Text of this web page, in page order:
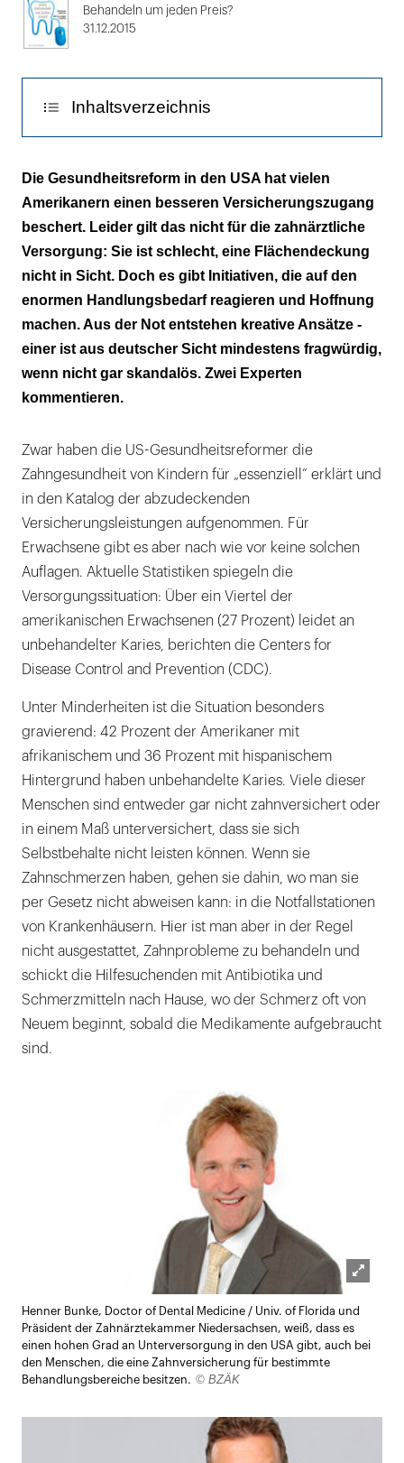
2
Behandeln um jeden Preis?
31.12.2015
Inhaltsverzeichnis
Die Notaufnahme als Standardversorgung
Einzelinitiativen statt landesweiter Reformen
Zahnhygieniker dürfen Karies mit
provisorischen Füllungen behandeln
Die Gesundheitsreform in den USA hat vielen
Amerikanern einen besseren Versicherungszugang
beschert. Leider gilt das nicht für die zahnärztliche
Versorgung: Sie ist schlecht, eine Flächendeckung
nicht in Sicht. Doch es gibt Initiativen, die auf den
enormen Handlungsbedarf reagieren und Hoffnung
machen. Aus der Not entstehen kreative Ansätze -
einer ist aus deutscher Sicht mindestens fragwürdig,
wenn nicht gar skandalös. Zwei Experten
kommentieren.
Zwar haben die US-Gesundheitsreformer die
Zahngesundheit von Kindern für „essenziell” erklärt und
in den Katalog der abzudeckenden
Versicherungsleistungen aufgenommen. Für
Erwachsene gibt es aber nach wie vor keine solchen
Auflagen. Aktuelle Statistiken spiegeln die
Versorgungssituation: Über ein Viertel der
amerikanischen Erwachsenen (27 Prozent) leidet an
unbehandelter Karies, berichten die Centers for
Disease Control and Prevention (CDC).
Unter Minderheiten ist die Situation besonders
gravierend: 42 Prozent der Amerikaner mit
afrikanischem und 36 Prozent mit hispanischem
Hintergrund haben unbehandelte Karies. Viele dieser
Menschen sind entweder gar nicht zahnversichert oder
in einem Maß unterversichert, dass sie sich
Selbstbehalte nicht leisten können. Wenn sie
Zahnschmerzen haben, gehen sie dahin, wo man sie
per Gesetz nicht abweisen kann: in die Notfallstationen
von Krankenhäusern. Hier ist man aber in der Regel
nicht ausgestattet, Zahnprobleme zu behandeln und
schickt die Hilfesuchenden mit Antibiotika und
Schmerzmitteln nach Hause, wo der Schmerz oft von
Neuem beginnt, sobald die Medikamente aufgebraucht
sind.
öffnen
Henner Bunke, Doctor of Dental Medicine / Univ. of Florida und
Präsident der Zahnärztekammer Niedersachsen, weiß, dass es
einen hohen Grad an Unterversorgung in den USA gibt, auch bei
den Menschen, die eine Zahnversicherung für bestimmte
Behandlungsbereiche besitzen. © BZÄK